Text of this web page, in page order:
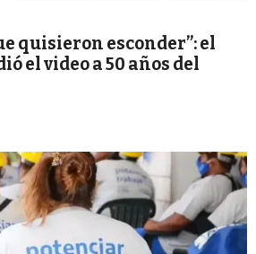
quisieron esconder”: el
el video a 50 años del